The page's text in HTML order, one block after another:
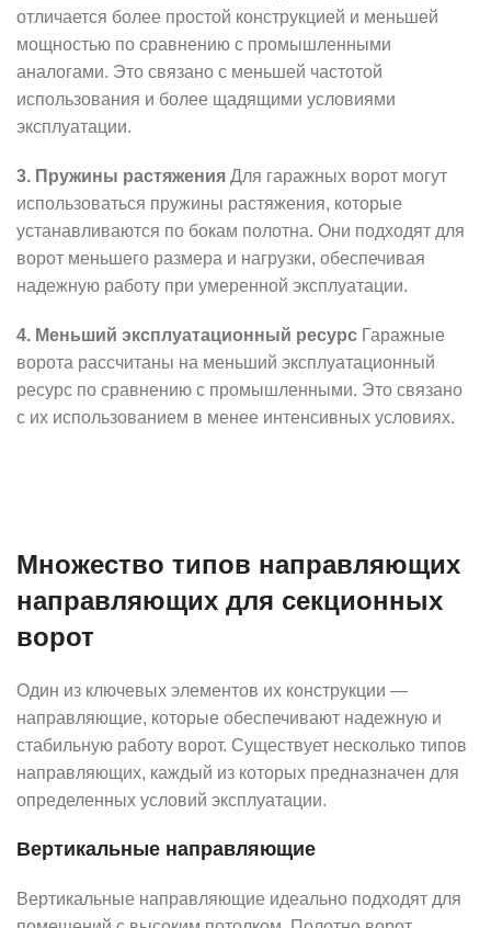
отличается более простой конструкцией и меньшей
мощностью по сравнению с промышленными
аналогами. Это связано с меньшей частотой
использования и более щадящими условиями
эксплуатации.
3. Пружины растяжения Для гаражных ворот могут
использоваться пружины растяжения, которые
устанавливаются по бокам полотна. Они подходят для
ворот меньшего размера и нагрузки, обеспечивая
надежную работу при умеренной эксплуатации.
4. Меньший эксплуатационный ресурс Гаражные
ворота рассчитаны на меньший эксплуатационный
ресурс по сравнению с промышленными. Это связано
с их использованием в менее интенсивных условиях.
Множество типов направляющих
направляющих для секционных
ворот
Один из ключевых элементов их конструкции —
направляющие, которые обеспечивают надежную и
стабильную работу ворот. Существует несколько типов
направляющих, каждый из которых предназначен для
определенных условий эксплуатации.
Вертикальные направляющие
Вертикальные направляющие идеально подходят для